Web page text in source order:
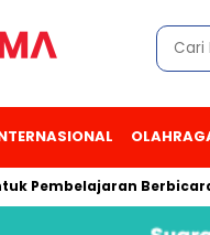
Berbicara